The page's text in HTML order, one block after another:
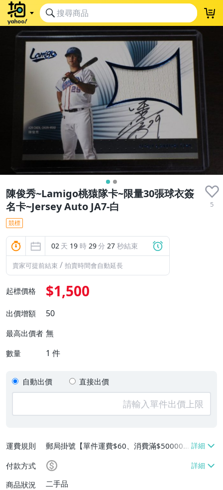
陳俊秀~Lamigo桃猿隊卡~限量30張球衣簽
名卡~Jersey Auto JA7-白
5
競標
02 天 19 時 29分 27 秒結束
賣家可提前結束 / 拍賣時間會自動延長
起標價格 $1,500
出價增額 50
最高出價者 無
數量 1 件
自動出價 直接出價
運費規則
郵局掛號【單件運費$60、消費滿$50000
付款方式
商品狀況
二手品